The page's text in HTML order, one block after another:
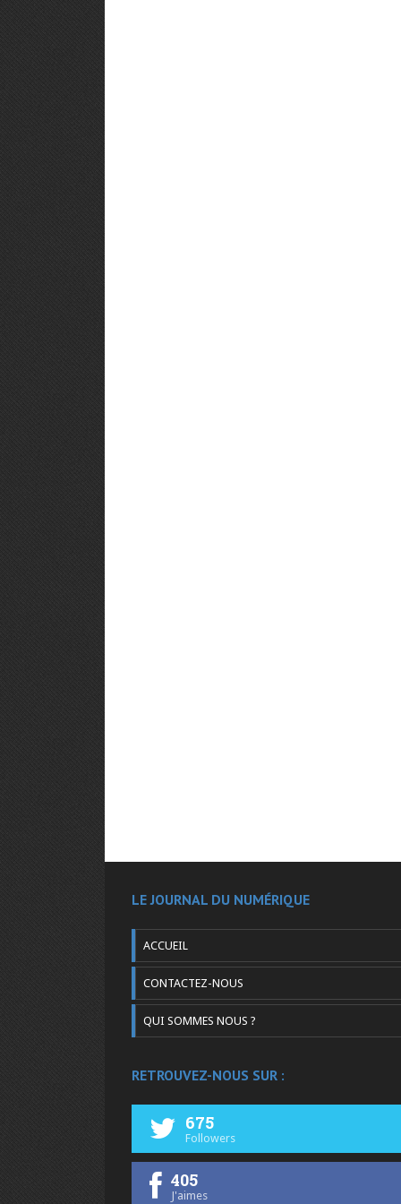
LE JOURNAL DU NUMÉRIQUE
ACCUEIL
CONTACTEZ-NOUS
QUI SOMMES NOUS ?
RETROUVEZ-NOUS SUR :
675
Followers
405
J'aimes